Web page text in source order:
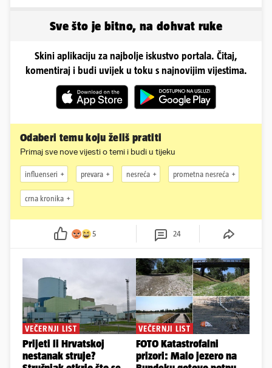
Sve što je bitno, na dohvat ruke
Skini aplikaciju za najbolje iskustvo portala. Čitaj,
komentiraj i budi uvijek u toku s najnovijim vijestima.
Odaberi temu koju želiš pratiti
Primaj sve nove vijesti o temi i budi u tijeku
influenseri prevara nesreća prometna nesreća
crna kronika
5 24